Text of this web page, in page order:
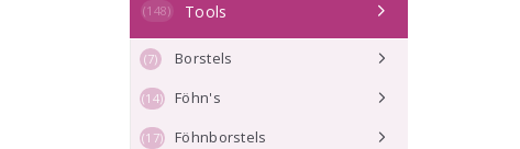
Tools
(148)
Borstels
(7)
Föhn's
(14)
Föhnborstels
(17)